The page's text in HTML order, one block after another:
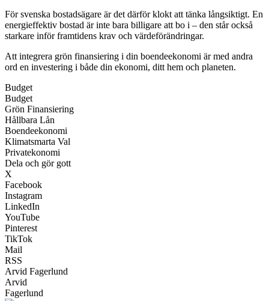
För svenska bostadsägare är det därför klokt att tänka långsiktigt. En
energieffektiv bostad är inte bara billigare att bo i – den står också
starkare inför framtidens krav och värdeförändringar.
Att integrera grön finansiering i din boendeekonomi är med andra
ord en investering i både din ekonomi, ditt hem och planeten.
Budget
Budget
Grön Finansiering
Hållbara Lån
Boendeekonomi
Klimatsmarta Val
Privatekonomi
Dela och gör gott
X
Facebook
Instagram
LinkedIn
YouTube
Pinterest
TikTok
Mail
RSS
Arvid Fagerlund
Arvid
Fagerlund